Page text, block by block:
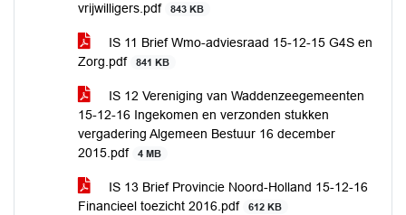
vrijwilligers.pdf
843 KB
IS 11 Brief Wmo-adviesraad 15-12-15 G4S en
Zorg.pdf
841 KB
IS 12 Vereniging van Waddenzeegemeenten
15-12-16 Ingekomen en verzonden stukken
vergadering Algemeen Bestuur 16 december
2015.pdf
4 MB
IS 13 Brief Provincie Noord-Holland 15-12-16
Financieel toezicht 2016.pdf
612 KB